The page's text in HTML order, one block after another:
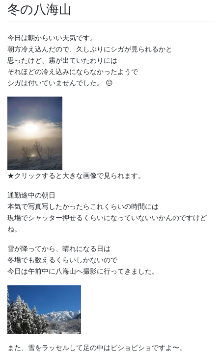
冬の八海山
今日は朝からいい天気です。
朝方冷え込んだので、久しぶりにシガが見られるかと
思ったけど、霧が出ていたわりには
それほどの冷え込みにならなかったようで
シガは付いていませんでした。 😐
★クリックすると大きな画像で見られます。
通勤途中の朝日
本気で写真写したかったらこれくらいの時間には
現場でシャッター押せるくらいになっていないいかんのですけど
ね。
雪が降ってから、晴れになる日は
冬場でも数えるくらいしかないので
今日は午前中に八海山へ撮影に行ってきました。
また、雪をラッセルして足の中はビショビショですよ〜。